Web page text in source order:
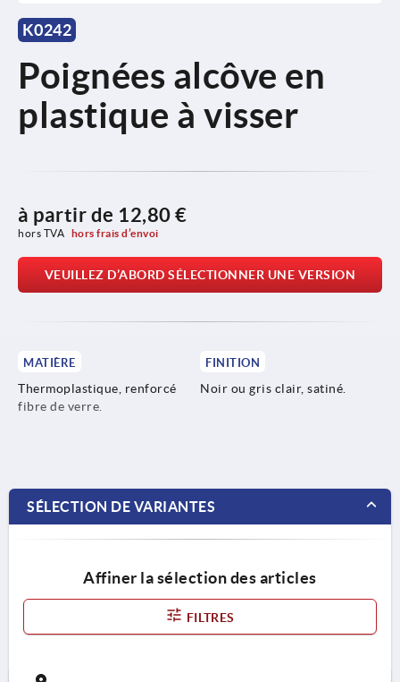
K0242
Poignées alcôve en
plastique à visser
à partir de 12,80 €
hors TVA hors frais d’envoi
VEUILLEZ D’ABORD SÉLECTIONNER UNE VERSION
MATIÈRE
Thermoplastique, renforcé
fibre de verre.
FINITION
Noir ou gris clair, satiné.
SÉLECTION DE VARIANTES
Affiner la sélection des articles
FILTRES